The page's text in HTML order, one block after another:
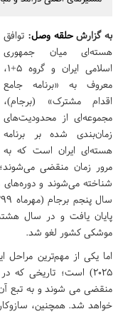
به گزارشحلقه وصل: توافق
هسته‌ای میان جمهوری
اسلامی ایران و گروه ۵+۱،
معروف به «برنامه جامع
اقدام مشترک» (برجام)،
مجموعه‌ای از محدودیت‌های
زمان‌بندی شده بر برنامه
هسته‌ای ایران است که به
مرور زمان منقضی
موشکی کشور لغو شد.
منقضی می شوند و به تبع
خواهد شد. همچنین،